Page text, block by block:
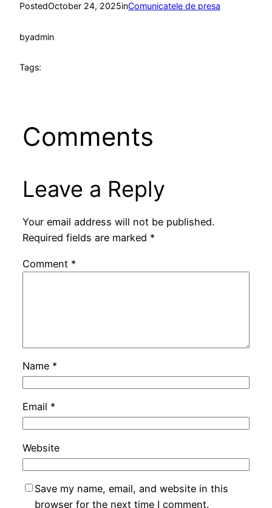
PostedOctober 24, 2025inComunicatele de presa
byadmin
Tags:
Comments
Leave a Reply
Your email address will not be published.
Required fields are marked *
Comment *
Name *
Email *
Website
Save my name, email, and website in this
browser for the next time I comment.